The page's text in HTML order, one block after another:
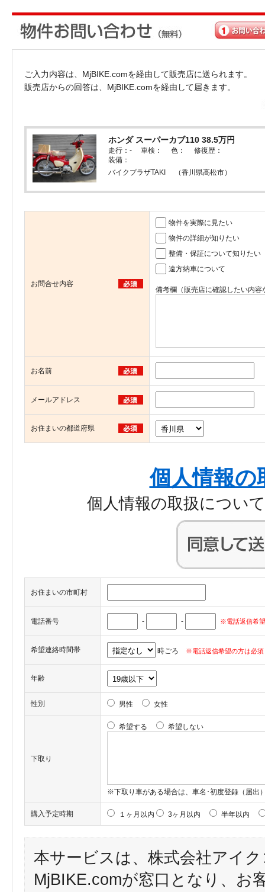
ご入力内容は、MjBIKE.comを経由して販売店に送られます。
販売店からの回答は、MjBIKE.comを経由して届きます。
ホンダ スーパーカブ110 38.5万円
走行：- 車検： 色： 修復歴：
装備：
バイクプラザTAKI （香川県高松市）
お問合せ内容
物件を実際に見たい
物件の詳細が知りたい
整備・保証について知りたい
遠方納車について
備考欄（販売店に確認したい内
お名前
メールアドレス
お住まいの都道府県
個人情報の
個人情報の取扱につい
お住まいの市町村
電話番号 - - ※電話返信希
希望連絡時間帯 時ごろ ※電話返信希望の方は必須
年齢
性別 男性 女性
下取り
希望する 希望しない
※下取り車がある場合は、車名･初度登録（届出
購入予定時期 １ヶ月以内 3ヶ月以内 半年以内
本サービスは、株式会社アイ
MjBIKE.comが窓口となり、お